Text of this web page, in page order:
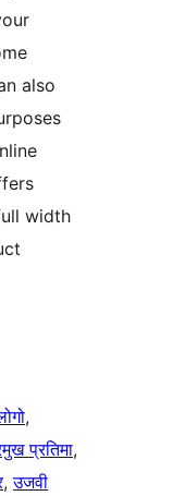
also
width
प्रतिमा
, उजवी